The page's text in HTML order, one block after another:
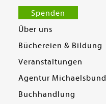
Spenden
Über uns
Büchereien & Bildung
Veranstaltungen
Agentur Michaelsbund
Buchhandlung